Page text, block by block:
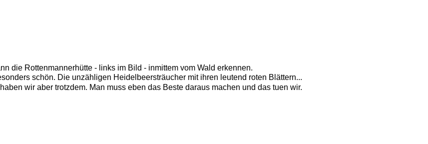
die Rottenmannerhütte - links im Bild - inmittem vom Wald erkennen.
schön. Die unzähligen Heidelbeersträucher mit ihren leutend roten Blättern...
wir aber trotzdem. Man muss eben das Beste daraus machen und das tuen wir.